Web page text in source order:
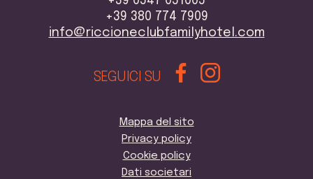
+39 380 774 7909
info@riccioneclubfamilyhotel.com
SEGUICI SU
Mappa del sito
Privacy policy
Cookie policy
Dati societari